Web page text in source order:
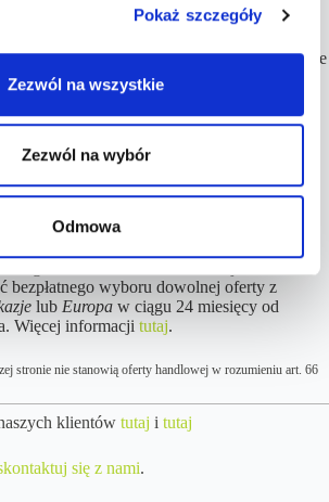
Pokaż szczegóły
Zezwól na wszystkie
Zezwól na wybór
Odmowa
poszczególnych elementów (loty, hotele
i opisów znajdujących się w Planie
noclegi możesz zapłacić nawet do kilku
wakacji! 😉
więcej niż 10% od wskazanej w ofercie?
kolejności i tak Cię o tym
też zwrócić się z prośbą o zwrot w ciągu 24
z linkami do rezerwacji lub
bezpłatnego wyboru dowolnej oferty z
lub Europa w ciągu 24 miesięcy od
Więcej informacji tutaj.
stronie nie stanowią oferty handlowej w rozumieniu art. 66
klientów tutaj i tutaj
się z nami.